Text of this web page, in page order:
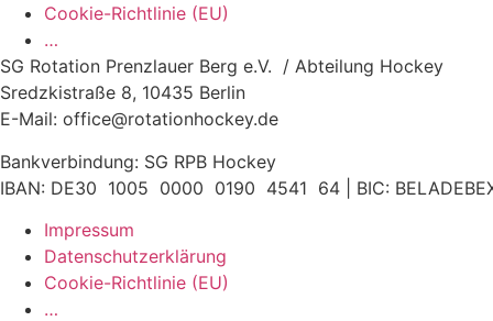
Cookie-Richtlinie (EU)
…
SG Rotation Prenzlauer Berg e.V. / Abteilung Hockey
Sredzkistraße 8, 10435 Berlin
E-Mail: office@rotationhockey.de
Bankverbindung: SG RPB Hockey
IBAN: DE30 1005 0000 0190 4541 64 | BIC:
Impressum
Datenschutzerklärung
Cookie-Richtlinie (EU)
…